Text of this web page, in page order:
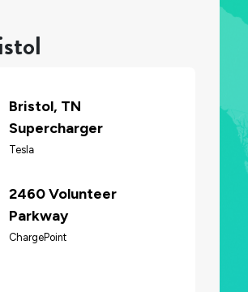
Bristol, TN
Supercharger
Tesla
2460 Volunteer
Parkway
ChargePoint